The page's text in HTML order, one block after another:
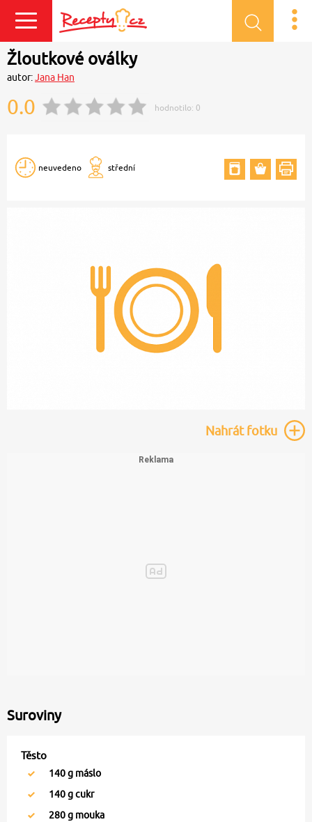
Přihlásit se
Žloutkové oválky
autor:Jana Han
0.0 hodnotilo: 0
neuvedeno střední
Nahrátfotku
Suroviny
Těsto
140g máslo
140g cukr
280g mouka